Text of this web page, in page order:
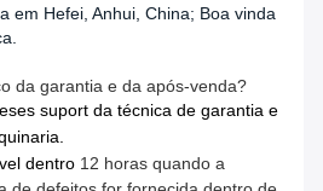
em Hefei, Anhui, China; Boa vinda
da garantia e da após-venda?
suport da técnica de garantia e
dentro 12 horas quando a